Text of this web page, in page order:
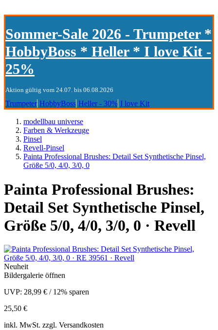
Sommer-Sale 2026 - Trumpeter *
HobbyBoss * Heller * I love Kit -
25%
Aktion gültig vom 24.07. bis 06.08.2026
Trumpeter HobbyBoss Heller - 30% I love Kit
modellbau universe
Farben & Werkzeuge
Pinsel
Revell-Pinsel
Painta Professional Brushes: Detail Set Synthetische Pinsel,
Größe 5/0, 4/0, 3/0, 0
Painta Professional Brushes:
Detail Set Synthetische Pinsel,
Größe 5/0, 4/0, 3/0, 0 · Revell
Neuheit
Bildergalerie öffnen
UVP: 28,99 € / 12% sparen
25,50 €
inkl. MwSt. zzgl. Versandkosten